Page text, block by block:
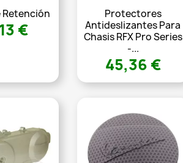
Retención
€
Protectores
Antideslizantes Para
Chasis RFX Pro Series
-...
45,36 €